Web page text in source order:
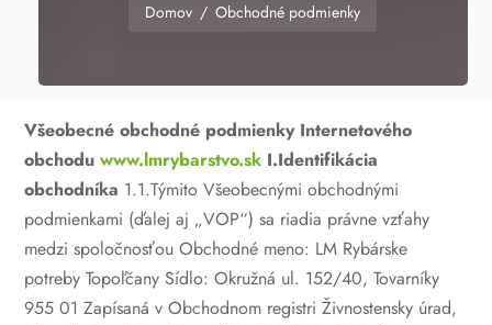
Domov / Obchodné podmienky
Všeobecné obchodné podmienky Internetového
obchoduwww.lmrybarstvo.sk I.Identifikácia
obchodníka 1.1.Týmito Všeobecnými obchodnými
podmienkami (ďalej aj „VOP“) sa riadia právne vzťahy
medzi spoločnosťou Obchodné meno: LM Rybárske
potreby Topoľčany Sídlo: Okružná ul. 152/40, Tovarníky
955 01 Zapísaná v Obchodnom registri Živnostensky úrad,